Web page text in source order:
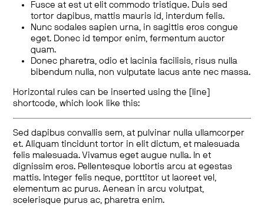
Fusce at est ut elit commodo tristique. Duis sed
tortor dapibus, mattis mauris id, interdum felis.
Nunc sodales sapien urna, in sagittis eros congue
eget. Donec id tempor enim, fermentum auctor
quam.
Donec pharetra, odio et lacinia facilisis, risus nulla
bibendum nulla, non vulputate lacus ante nec massa.
Horizontal rules can be inserted using the [line]
shortcode, which look like this:
Sed dapibus convallis sem, at pulvinar nulla ullamcorper
et. Aliquam tincidunt tortor in elit dictum, et malesuada
felis malesuada. Vivamus eget augue nulla. In et
dignissim eros. Pellentesque lobortis arcu at egestas
mattis. Integer felis neque, porttitor ut laoreet vel,
elementum ac purus. Aenean in arcu volutpat,
scelerisque purus ac, pharetra enim.